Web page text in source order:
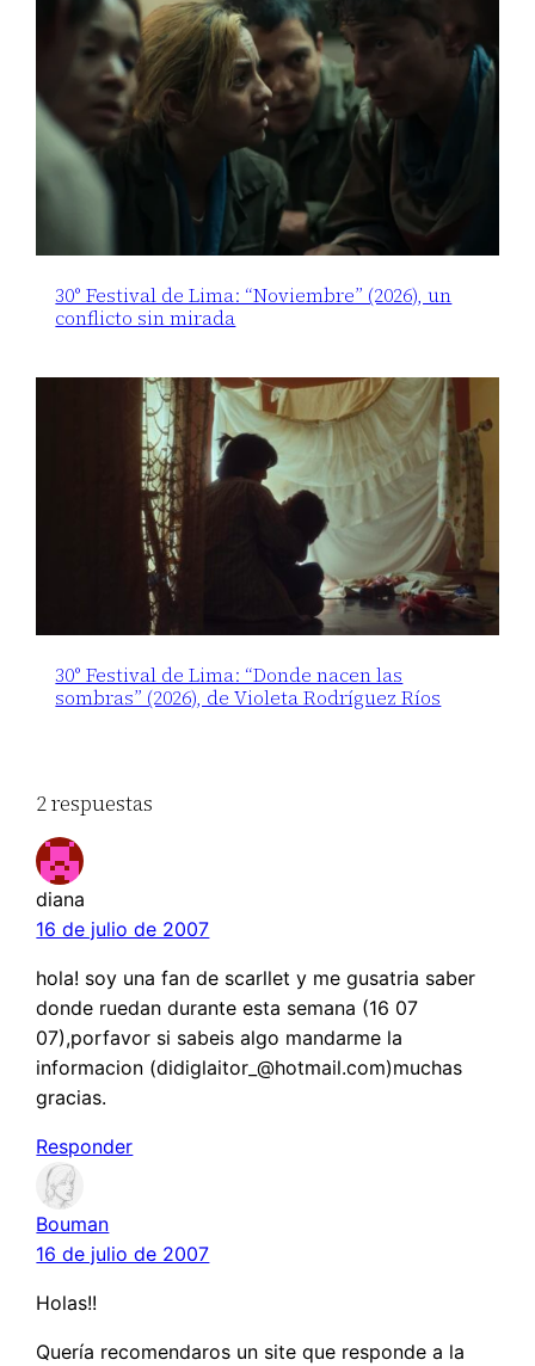
30° Festival de Lima: “Noviembre” (2026), un
conflicto sin mirada
30° Festival de Lima: “Donde nacen las
sombras” (2026), de Violeta Rodríguez Ríos
2 respuestas
diana
16 de julio de 2007
hola! soy una fan de scarllet y me gusatria saber
donde ruedan durante esta semana (16 07
07),porfavor si sabeis algo mandarme la
informacion (didiglaitor_@hotmail.com)muchas
gracias.
Responder
Bouman
16 de julio de 2007
Holas!!
Quería recomendaros un site que responde a la